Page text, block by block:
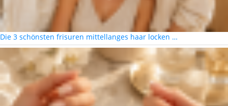
Die 3 schönsten frisuren mittellanges haar locken …